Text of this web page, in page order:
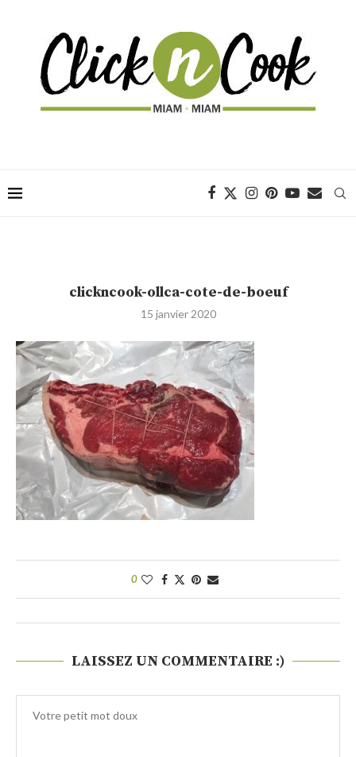
clickncook-ollca-cote-de-boeuf
15 janvier 2020
0
LAISSEZ UN COMMENTAIRE :)